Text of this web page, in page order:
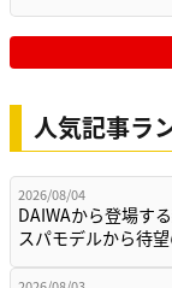
人気記事ラ
2026/08/04
DAIWAから登場す
スパモデルから待